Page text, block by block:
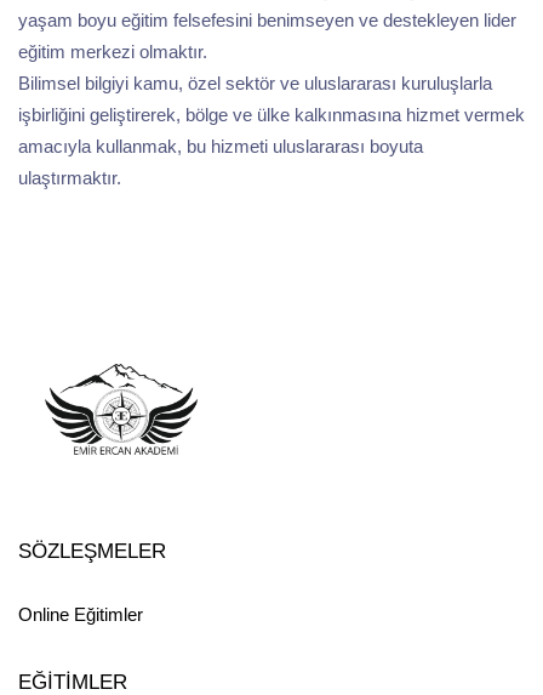
yaşam boyu eğitim felsefesini benimseyen ve destekleyen lider
eğitim merkezi olmaktır.
Bilimsel bilgiyi kamu, özel sektör ve uluslararası kuruluşlarla
işbirliğini geliştirerek, bölge ve ülke kalkınmasına hizmet vermek
amacıyla kullanmak, bu hizmeti uluslararası boyuta
ulaştırmaktır.
SÖZLEŞMELER
Online Eğitimler
EĞİTİMLER